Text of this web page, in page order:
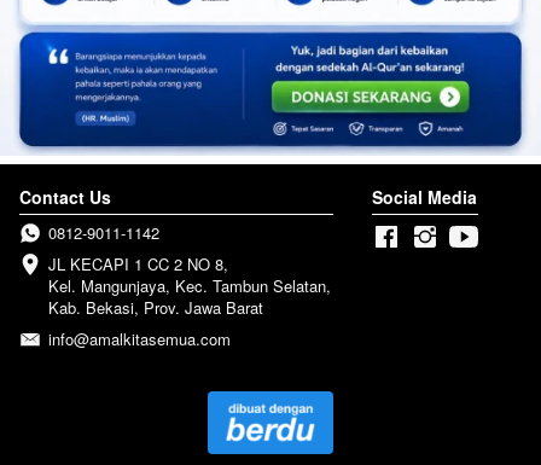
Contact Us
0812-9011-1142
JL KECAPI 1 CC 2 NO 8,
Kel. Mangunjaya, Kec. Tambun Selatan,
Kab. Bekasi, Prov. Jawa Barat
info@amalkitasemua.com
Social Media